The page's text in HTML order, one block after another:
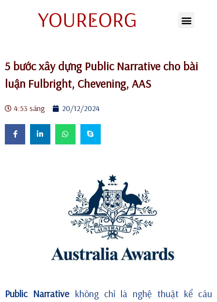
dung
5 bước xây dựng Public Narrative cho bài
luận Fulbright, Chevening, AAS
4:53 sáng 20/12/2024
Public Narrative không chỉ là nghệ thuật kể câu